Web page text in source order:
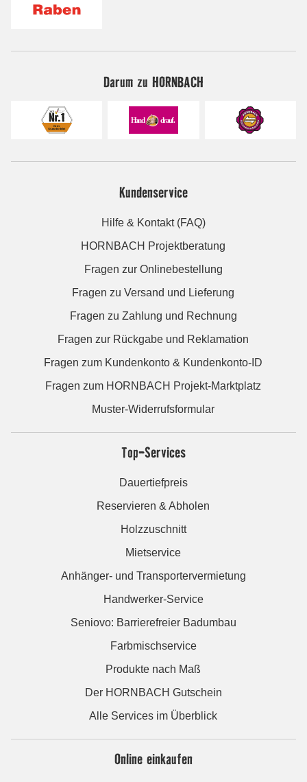
Darum zu HORNBACH
Kundenservice
Hilfe & Kontakt (FAQ)
HORNBACH Projektberatung
Fragen zur Onlinebestellung
Fragen zu Versand und Lieferung
Fragen zu Zahlung und Rechnung
Fragen zur Rückgabe und Reklamation
Fragen zum Kundenkonto & Kundenkonto-ID
Fragen zum HORNBACH Projekt-Marktplatz
Muster-Widerrufsformular
Top-Services
Dauertiefpreis
Reservieren & Abholen
Holzzuschnitt
Mietservice
Anhänger- und Transportervermietung
Handwerker-Service
Seniovo: Barrierefreier Badumbau
Farbmischservice
Produkte nach Maß
Der HORNBACH Gutschein
Alle Services im Überblick
Online einkaufen